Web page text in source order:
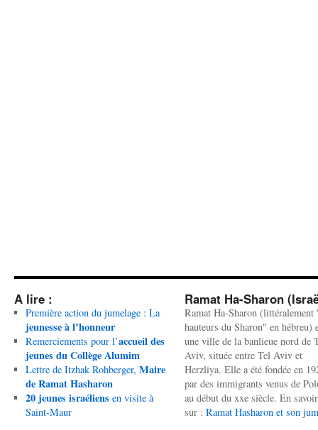
A lire :
Première action du jumelage : La
jeunesse à l’honneur
Remerciements pour l’accueil des
jeunes du Collège Alumim
Lettre de Itzhak Rohberger, Maire
de Ramat Hasharon
20 jeunes israéliens en visite à
Saint-Maur
Ramat Ha-Sharon
Ramat Ha-Sharon (littéralement
hauteurs du Sharon" en hébreu)
une ville de la banlieue nord de
Aviv, située entre Tel Aviv et
Herzliya. Elle a été fondée en
par des immigrants venus de
au début du xxe siècle. En
sur : Ramat Hasharon et son